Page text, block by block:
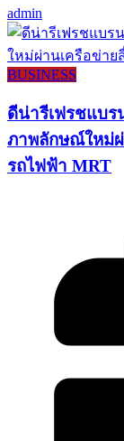
admin
BUSINESS
ดีน่ารีเฟรชแบร
ภาพลักษณ์ใหม่ผ่
รถไฟฟ้า MRT